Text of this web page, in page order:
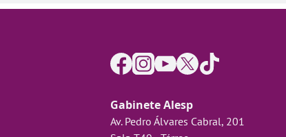
Gabinete Alesp
Av. Pedro Álvares Cabral, 201